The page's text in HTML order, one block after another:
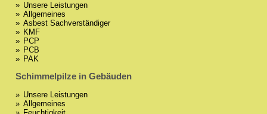
Unsere Leistungen
Allgemeines
Asbest Sachverständiger
KMF
PCP
PCB
PAK
Schimmelpilze in Gebäuden
Unsere Leistungen
Allgemeines